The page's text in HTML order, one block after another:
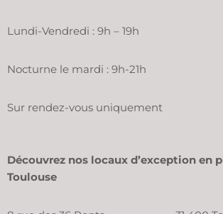
Lundi-Vendredi : 9h – 19h
Nocturne le mardi : 9h-21h
Sur rendez-vous uniquement
Découvrez nos locaux d’exception en
Toulouse